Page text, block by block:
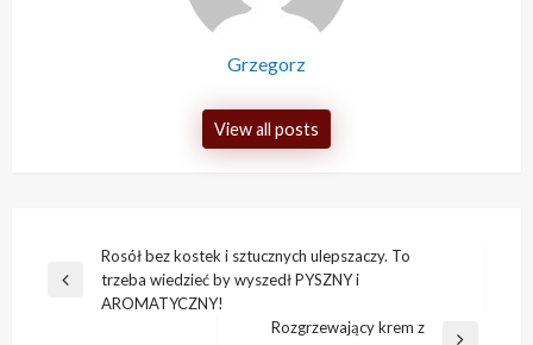
Grzegorz
View all posts
Nawigacja
wpisu
Previous
Rosół bez kostek i sztucznych ulepszaczy. To
trzeba wiedzieć by wyszedł PYSZNY i
AROMATYCZNY!
Rozgrzewający krem z